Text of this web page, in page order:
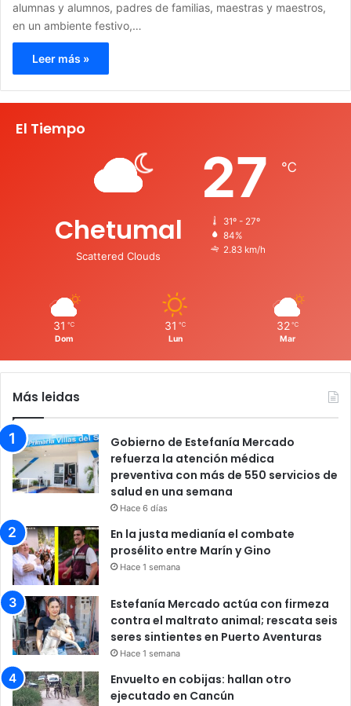
alumnas y alumnos, padres de familias, maestras y maestros,
en un ambiente festivo,…
Leer más »
El Tiempo
Chetumal
Scattered Clouds
27 ℃
31º - 27º
84%
2.83 km/h
31 ℃
Dom
31 ℃
Lun
32 ℃
Mar
Más leidas
Gobierno de Estefanía Mercado
refuerza la atención médica
preventiva con más de 550 servicios de
salud en una semana
Hace 6 días
En la justa medianía el combate
prosélito entre Marín y Gino
Hace 1 semana
Estefanía Mercado actúa con firmeza
contra el maltrato animal; rescata seis
seres sintientes en Puerto Aventuras
Hace 1 semana
Envuelto en cobijas: hallan otro
ejecutado en Cancún